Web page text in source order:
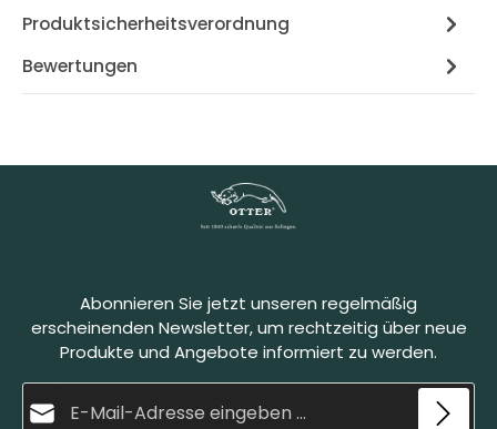
Produktsicherheitsverordnung
Bewertungen
Abonnieren Sie jetzt unseren regelmäßig
erscheinenden Newsletter, um rechtzeitig über neue
Produkte und Angebote informiert zu werden.